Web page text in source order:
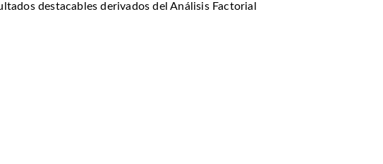
destacables derivados del Análisis Factorial